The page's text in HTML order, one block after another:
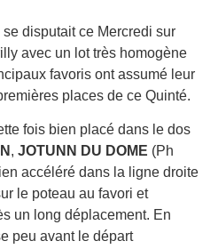
disputait ce Mercredi sur
avec un lot très homogène
favoris ont assumé leur
places de ce Quinté.
fois bien placé dans le dos
, JOTUNN DU DOME (Ph
accéléré dans la ligne droite
le poteau au favori et
un long déplacement. En
peu avant le départ